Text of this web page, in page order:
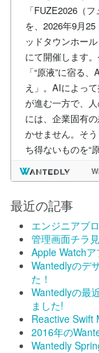
最近の記事
エンジニアブ
管理画面チラ
Apple Watch
Wantedlyのデ
た！
Wantedlyの最
ました!
Reactive Swift
2016年の
Wantedly